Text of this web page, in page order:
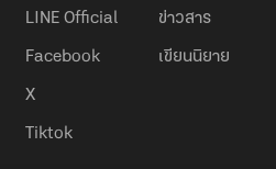
LINE Official
Facebook
X
Tiktok
ข่าวสาร
เขียนนิยาย